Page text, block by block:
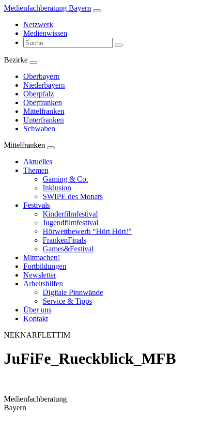
Zum
springen
Medienfachberatung Bayern
Netzwerk
Medienwissen
Suchbegriff
eingeben
Bezirke
Oberbayern
Niederbayern
Oberpfalz
Oberfranken
Mittelfranken
Unterfranken
Schwaben
Mittelfranken
Aktuelles
Themen
Gaming & Co.
Inklusion
SWIPE des Monats
Festivals
Kinderfilmfestival
Jugendfilmfestival
Hörwettbewerb “Hört Hört!”
FrankenFinals
Games&Festival
Mitmachen!
Fortbildungen
Newsletter
Arbeitshilfen
Digitale Pinnwände
Service & Tipps
Über uns
Kontakt
NEKNARFLETTIM
JuFiFe_Rueckblick_MFB
Medienfachberatung
Bayern